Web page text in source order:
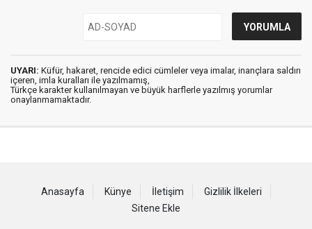
UYARI: Küfür, hakaret, rencide edici cümleler veya imalar, inançlara saldırı
içeren, imla kuralları ile yazılmamış,
Türkçe karakter kullanılmayan ve büyük harflerle yazılmış yorumlar
onaylanmamaktadır.
Anasayfa Künye İletişim
Gizlilik İlkeleri
Sitene Ekle